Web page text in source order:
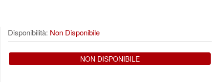
Disponibilità: Non Disponibile
NON DISPONIBILE